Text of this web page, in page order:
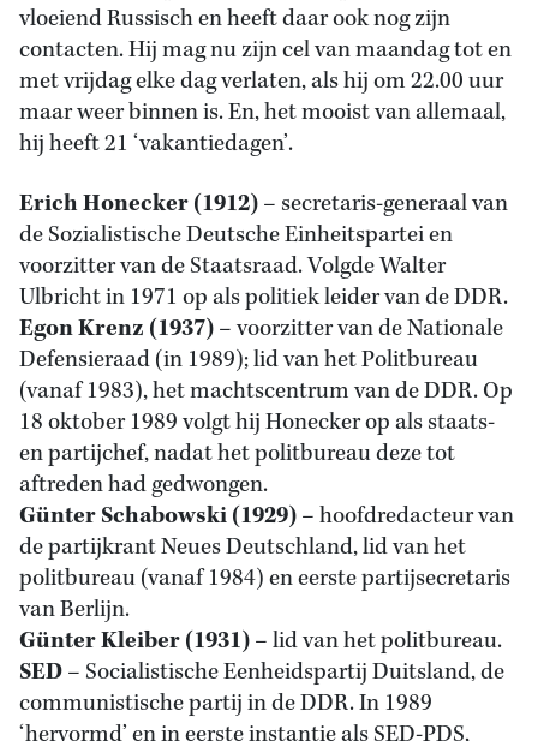
vloeiend Russisch en heeft daar ook nog zijn
contacten. Hij mag nu zijn cel van maandag tot en
met vrijdag elke dag verlaten, als hij om 22.00 uur
maar weer binnen is. En, het mooist van allemaal,
hij heeft 21 ‘vakantiedagen’.
Erich Honecker (1912)– secretaris-generaal van
de Sozialistische Deutsche Einheitspartei en
voorzitter van de Staatsraad. Volgde Walter
Ulbricht in 1971 op als politiek leider van de DDR.
Egon Krenz (1937)– voorzitter van de Nationale
Defensieraad (in 1989); lid van het Politbureau
(vanaf 1983), het machtscentrum van de DDR. Op
18 oktober 1989 volgt hij Honecker op als staats-
en partijchef, nadat het politbureau deze tot
aftreden had gedwongen.
Günter Schabowski (1929)– hoofdredacteur van
de partijkrant Neues Deutschland, lid van het
politbureau (vanaf 1984) en eerste partijsecretaris
van Berlijn.
Günter Kleiber (1931)– lid van het politbureau.
SED– Socialistische Eenheidspartij Duitsland, de
communistische partij in de DDR. In 1989